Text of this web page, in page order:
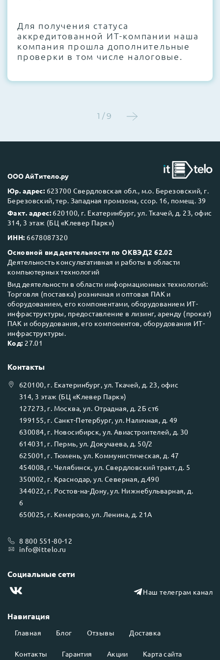
Этап 4:Стресс-тестирование под 100%
нагрузкой в течение 72 часов для
проверки стабильности всех подсистем
Next Business Day (NBD)
Для получения статуса
аккредитованной ИТ-компании наша
компания прошла дополнительные
проверки в том числе налоговые.
1 / 9
ООО АйТитело.ру
Юр. адрес: 623700 Свердловская обл., м.о. Березовский, г.
Березовский, тер. Западная промзона, ссор. 16, помещ. 39
Факт. адрес: 620100, г. Екатеринбург, ул. Ткачей, д. 23, офис
314, 3 этаж (БЦ «Клевер Парк»)
ИНН: 6678087320
Основной вид деятельности по ОКВЭД2 62.02
Деятельность консультативная и работы в области
компьютерных технологий
Вид деятельности в области информационных технологий:
Торговля (поставка) розничная и оптовая ПАК и
оборудованием, его компонентами, оборудованием ИТ-
инфраструктуры, предоставление в лизинг, аренду (прокат)
ПАК и оборудования, его компонентов, оборудования ИТ-
инфраструктуры.
Код: 27.01
Навигация
Главная Блог Отзывы Доставка
Контакты Гарантия Акции Карта сайта
Контакты
620100, г. Екатеринбург, ул.Ткачей, д. 23, офис
314, 3 этаж (БЦ «Клевер Парк»)
127273, г. Москва, ул. Отрадная, д. 2Б ст6
199155, г. Санкт-Петербург, ул. Наличная, д. 49
630084, г. Новосибирск, ул. Авиастроителей, д. 30
614031 , г. Пермь, ул. Докучаева, д. 50/2
625001 , г. Тюмень, ул. Коммунистическая, д. 47
454008, г. Челябинск, ул. Свердловский тракт, д. 5
350002, г. Краснодар, ул. Северная, д.490
344022, г. Ростов-на-Дону, ул. Нижнебульварная, д.
6
650025, г. Кемерово, ул. Ленина, д. 21А
8 800 551-80-12
info@ittelo.ru
Социальные сети
Наш телеграм канал